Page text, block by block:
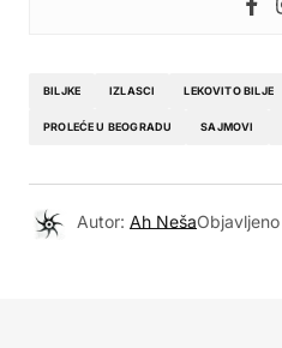
BILJKE IZLASCI LEKOVITO BILJE
PROLEĆE U BEOGRADU SAJMOVI
Autor: Ah NešaObjavljeno